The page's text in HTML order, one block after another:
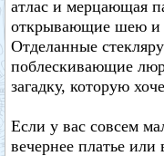
атлас и мерцающая
открывающие шею и
Отделанные
поблескивающие
загадку, которую
Если у вас совсем
вечернее платье или